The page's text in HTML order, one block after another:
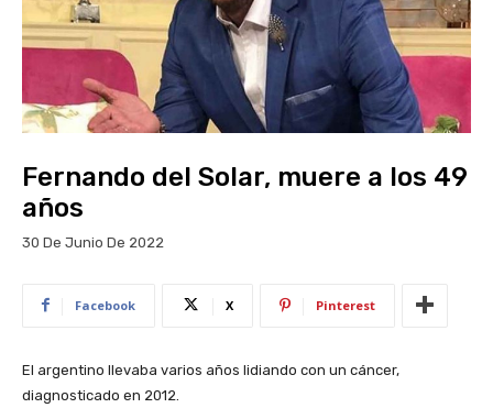
Fernando del Solar, muere a los 49
años
30 De Junio De 2022
Facebook X Pinterest
El argentino llevaba varios años lidiando con un cáncer,
diagnosticado en 2012.